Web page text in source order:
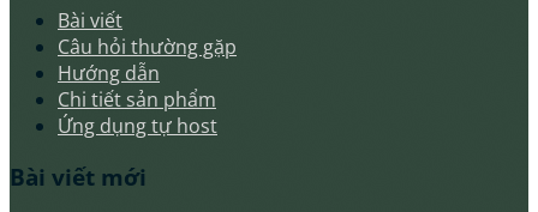
Bài viết
Câu hỏi thường gặp
Hướng dẫn
Chi tiết sản phẩm
Ứng dụng tự host
Bài viết mới